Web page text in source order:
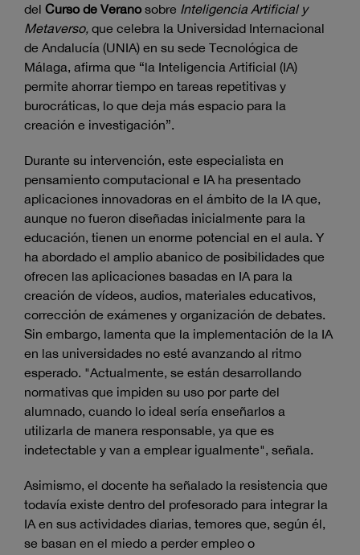
del Curso de Veranosobre Inteligencia Artificial y
Metaverso, que celebra la Universidad Internacional
de Andalucía (UNIA) en su sede Tecnológica de
Málaga, afirma que “la Inteligencia Artificial (IA)
permite ahorrar tiempo en tareas repetitivas y
burocráticas, lo que deja más espacio para la
creación e investigación”.
Durante su intervención, este especialista en
pensamiento computacional e IA ha presentado
aplicaciones innovadoras en el ámbito de la IA que,
aunque no fueron diseñadas inicialmente para la
educación, tienen un enorme potencial en el aula. Y
ha abordado el amplio abanico de posibilidades que
ofrecen las aplicaciones basadas en IA para la
creación de vídeos, audios, materiales educativos,
corrección de exámenes y organización de debates.
Sin embargo, lamenta que la implementación de la IA
en las universidades no esté avanzando al ritmo
esperado. "Actualmente, se están desarrollando
normativas que impiden su uso por parte del
alumnado, cuando lo ideal sería enseñarlos a
utilizarla de manera responsable, ya que es
indetectable y van a emplear igualmente", señala.
Asimismo, el docente ha señalado la resistencia que
todavía existe dentro del profesorado para integrar la
IA en sus actividades diarias, temores que, según él,
se basan en el miedo a perder empleo o